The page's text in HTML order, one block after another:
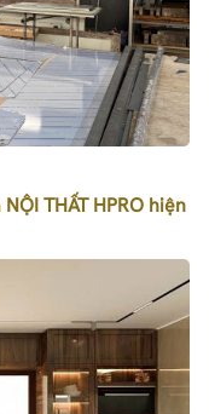
THẤT HPRO hiện